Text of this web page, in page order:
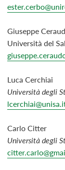
Giuseppe
Università del
Luca Cerchiai
Università degli
Carlo Citter
Università degli